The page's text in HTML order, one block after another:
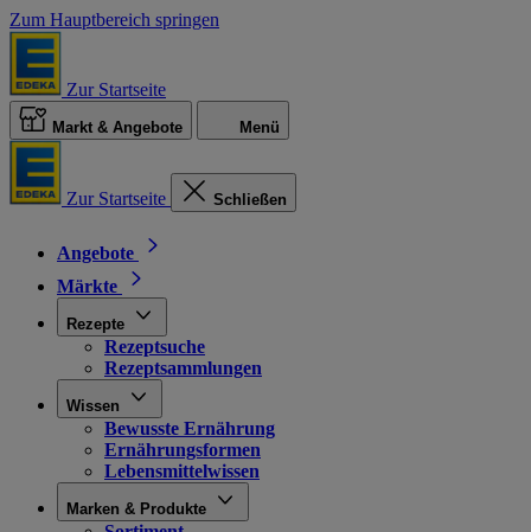
Zum Hauptbereich springen
Zur Startseite
Markt & Angebote Menü
Zur Startseite Schließen
Angebote
Märkte
Rezepte
Rezeptsuche
Rezeptsammlungen
Wissen
Bewusste Ernährung
Ernährungsformen
Lebensmittelwissen
Marken & Produkte